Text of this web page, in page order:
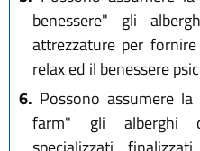
benessere" gli
attrezzature per
relax ed il benessere
6. Possono assumere
farm" gli alberghi